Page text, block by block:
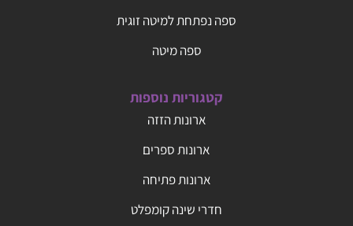
ספה נפתחת למיטה זוגית
ספה מיטה
קטגוריות נוספות
ארונות הזזה
ארונות ספרים
ארונות פתיחה
חדרי שינה קומפלט